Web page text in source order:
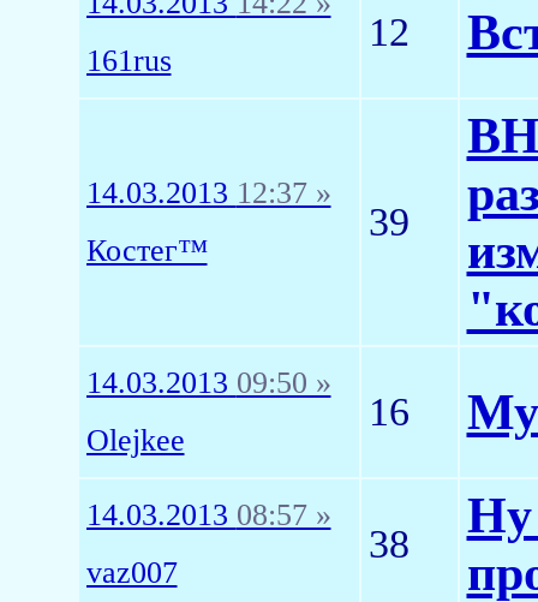
161rus
12
14.03.2013 12:37 »
Костег™
39
14.03.2013 09:50 »
Olejkee
16
14.03.2013 08:57 »
vaz007
38
Ну